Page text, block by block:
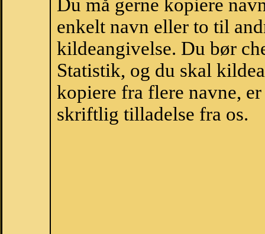
Du må gerne kopiere
enkelt navn eller to til
kildeangivelse. Du bør
Statistik, og du skal
kopiere fra flere navne,
skriftlig tilladelse fra os.